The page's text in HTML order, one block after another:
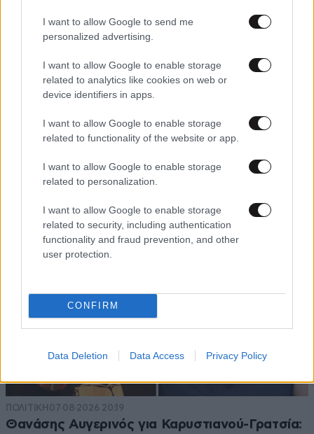
I want to allow Google to send me
personalized advertising.
I want to allow Google to enable storage
related to analytics like cookies on web or
device identifiers in apps.
I want to allow Google to enable storage
related to functionality of the website or app.
I want to allow Google to enable storage
related to personalization.
I want to allow Google to enable storage
related to security, including authentication
functionality and fraud prevention, and other
user protection.
CONFIRM
Data Deletion Data Access Privacy Policy
τον "πρότερο σύννομο βίο" του, αφού προφανώς το
να παρακάμπτεις τη λίστα αναμονής και να παίρνεις
φακελάκια επί δύο χρόνια θεωρείται απλώς...
εναλλακτική μέθοδος πληρωμής !!!
TRENDING
ΠΟΛΙΤΙΚΗ 07·08·2026 20:19
Θανάσης Αυγερινός για Καρυστιανού-Γρατσία: